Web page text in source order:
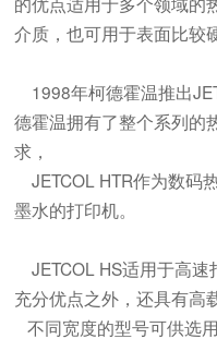
介质，也可用于表面比较
1998年柯德霍温推出
德霍温拥有了整个系列的
求，
JETCOL HTR作为数码
墨水的打印机。
JETCOL HS适用于高速
充分优点之外，还具有高
不同宽度的型号可供选用